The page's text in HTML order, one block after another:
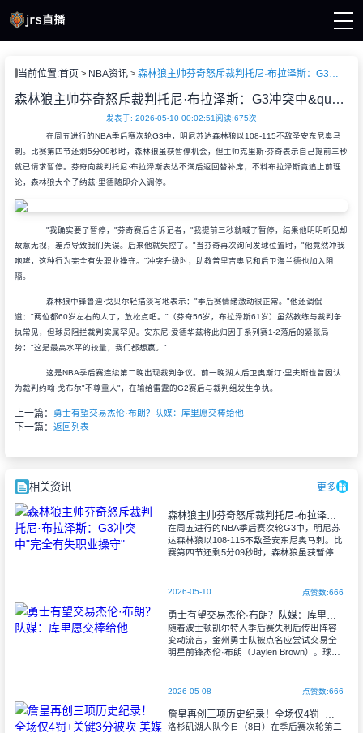
播
播
当前位置:首页 NBA资讯 森林狼主帅芬奇怒斥裁判托尼·布拉泽斯：G3冲突中&quot;完全有失职业操守&quot;
森林狼主帅芬奇怒斥裁判托尼·布拉泽斯：G3冲突中&quot;完全有失职业操守&quot;
发表于: 2026-05-10 00:02:51阅读:675次
在周五进行的NBA季后赛次轮G3中，明尼苏达森林狼以108-115不敌圣安东尼奥马
刺。比赛第四节还剩5分09秒时，森林狼虽获暂停机会，但主帅克里斯·芬奇表示自己提前三秒
就已请求暂停。芬奇向裁判托尼·布拉泽斯表达不满后返回替补席，不料布拉泽斯竟追上前理
论，森林狼大个子纳兹·里德随即介入调停。
"我确实要了暂停，"芬奇赛后告诉记者，"我提前三秒就喊了暂停，结果他明明听见却
故意无视，差点导致我们失误。后来他就失控了。"当芬奇再次询问发球位置时，"他竟然冲我
咆哮，这种行为完全有失职业操守。"冲突升级时，助教普里吉奥尼和后卫海兰德也加入阻
隔。
森林狼中锋鲁迪·戈贝尔轻描淡写地表示："季后赛情绪激动很正常。"他还调侃
道："两位都60岁左右的人了，放松点吧。"（芬奇56岁，布拉泽斯61岁）虽然教练与裁判争
执常见，但球员阻拦裁判实属罕见。安东尼·爱德华兹将此归因于系列赛1-2落后的紧张局
势："这是最高水平的较量，我们都想赢。"
这是NBA季后赛连续第二晚出现裁判争议。前一晚湖人后卫奥斯汀·里夫斯也曾因认
为裁判约翰·戈布尔"不尊重人"，在输给雷霆的G2赛后与裁判组发生争执。
上一篇： 勇士有望交易杰伦·布朗？队媒：库里愿交棒给他
下一篇： 返回列表
相关资讯 更多
森林狼主帅芬奇怒斥裁判托尼·布拉泽斯：G3冲突中"完全有失职业操守"
在周五进行的NBA季后赛次轮G3中，明尼苏
达森林狼以108-115不敌圣安东尼奥马刺。比
赛第四节还剩5分09秒时，森林狼虽获暂停机
2026-05-10 点赞数:666
随着波士顿凯尔特人季后赛失利后传出阵容
变动流言，金州勇士队被点名应尝试交易全
明星前锋杰伦·布朗（Jaylen Brown）。球队
2026-05-08 点赞数:666
詹皇再创三项历史纪录！全场仅4罚+关键3分被吹 美媒无奈：23年如一日的判罚争议
洛杉矶湖人队今日（8日）在季后赛次轮第二